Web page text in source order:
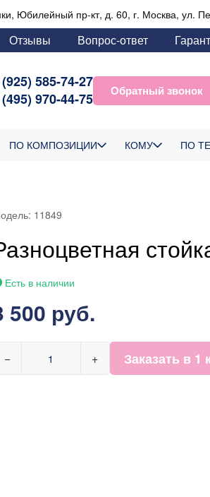
Юбилейный пр-кт, д. 60, г. Москва, ул.
Отзывы Вопрос-ответ
585-74-27
970-44-75
Обратный звонок
ПО КОМПОЗИЦИИ КОМУ ПО
11849
Есть в наличии
500 руб.
− + Заказать в 1